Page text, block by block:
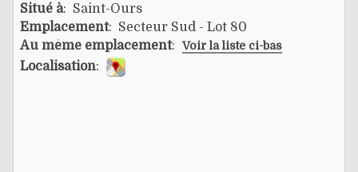
Situé à: Saint-Ours
Emplacement: Secteur Sud - Lot 80
Au même emplacement: Voir la liste ci-bas
Localisation: